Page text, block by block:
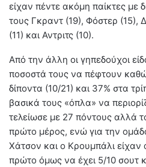
είχαν πέντε ακόμη παίκτες με
τους Γκραντ (19), Φόστερ (15),
(11) και Αντριτς (10).
Από την άλλη οι γηπεδούχοι
ποσοστά τους να πέφτουν
δίποντα (10/21) και 37% στα
βασικά τους «όπλα» να
τελείωσε με 27 πόντους αλλά
πρώτο μέρος, ενώ για την
Χάτσον και ο Κρουμπάλι είχαν
πρώτο όμως να έχει 5/10 σουτ